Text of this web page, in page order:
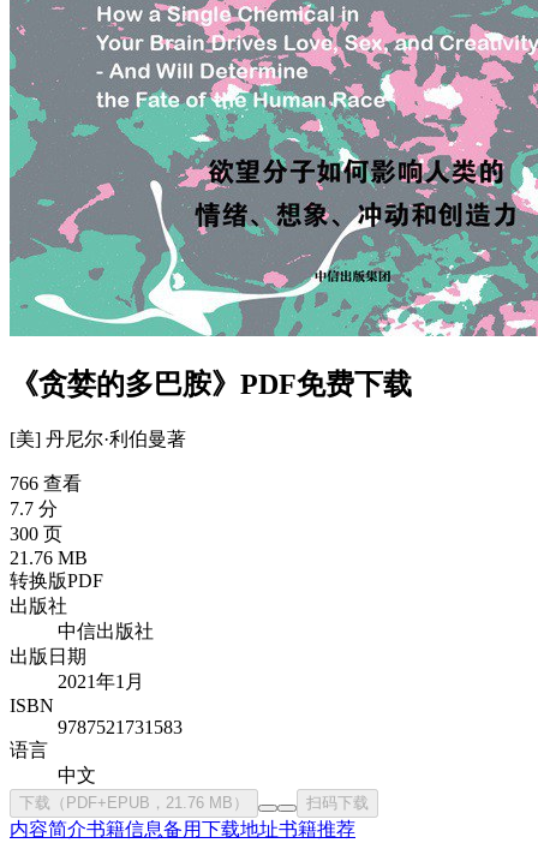
《贪婪的多巴胺》PDF免费下载
[美] 丹尼尔·利伯曼著
766 查看
7.7 分
300 页
21.76 MB
转换版PDF
出版社
中信出版社
出版日期
2021年1月
ISBN
9787521731583
语言
中文
下载（PDF+EPUB，21.76 MB） 扫码下载
内容简介书籍信息备用下载地址书籍推荐